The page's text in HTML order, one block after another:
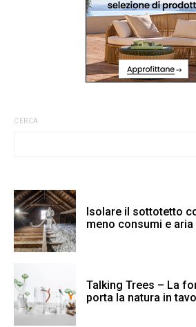
CERCA
Isolare il sottotetto
meno consumi e aria
Talking Trees – La
porta la natura in